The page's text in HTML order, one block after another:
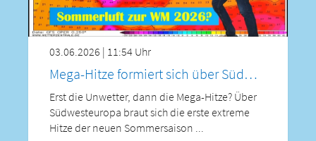
03.06.2026 | 11:54 Uhr
Mega-Hitze formiert sich über Südwesteuropa – wird sie auch Mitteleuropa erreichen?
Erst die Unwetter, dann die Mega-Hitze? Über
Südwesteuropa braut sich die erste extreme
Hitze der neuen Sommersaison ...